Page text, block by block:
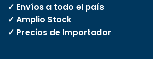
✓ Envíos a todo el país
✓ Amplio Stock
✓ Precios de Importador